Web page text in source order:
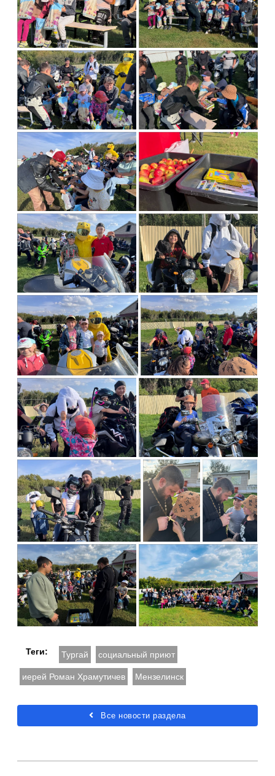
Теги: Тургай социальный приют
иерей Роман Храмутичев Мензелинск
Все новости раздела